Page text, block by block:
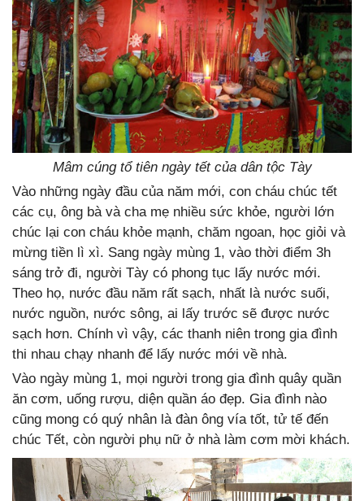
Mâm cúng tổ tiên ngày tết của dân tộc Tày
Vào những ngày đầu của năm mới, con cháu chúc tết
các cụ, ông bà và cha mẹ nhiều sức khỏe, người lớn
chúc lại con cháu khỏe mạnh, chăm ngoan, học giỏi và
mừng tiền lì xì. Sang ngày mùng 1, vào thời điểm 3h
sáng trở đi, người Tày có phong tục lấy nước mới.
Theo họ, nước đầu năm rất sạch, nhất là nước suối,
nước nguồn, nước sông, ai lấy trước sẽ được nước
sạch hơn. Chính vì vậy, các thanh niên trong gia đình
thi nhau chạy nhanh để lấy nước mới về nhà.
Vào ngày mùng 1, mọi người trong gia đình quây quần
ăn cơm, uống rượu, diện quần áo đẹp. Gia đình nào
cũng mong có quý nhân là đàn ông vía tốt, tử tế đến
chúc Tết, còn người phụ nữ ở nhà làm cơm mời khách.